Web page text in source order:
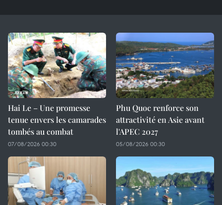
Hai Le – Une promesse
tenue envers les camarades
tombés au combat
07/08/2026 00:30
Phu Quoc renforce son
attractivité en Asie avant
l'APEC 2027
05/08/2026 00:30